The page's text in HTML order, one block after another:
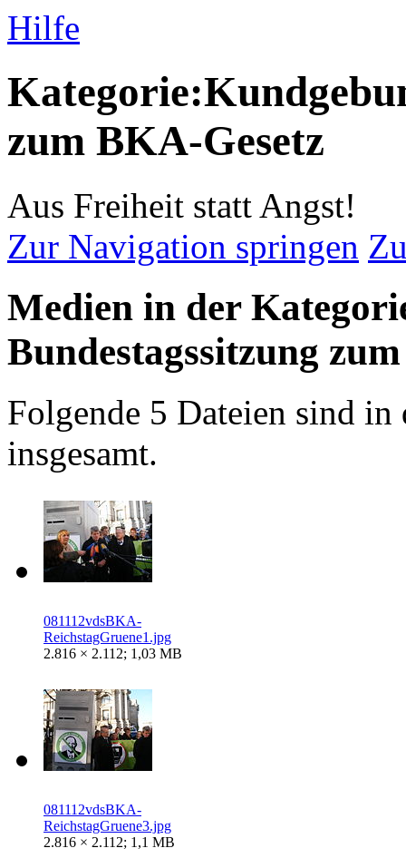
Hilfe
zum BKA-Gesetz
Aus Freiheit statt Angst!
Zur Navigation springen
Medien in der
Bundestagssitzung
Folgende 5 Dateien sind
insgesamt.
081112vdsBKA-
ReichstagGruene1.jpg
2.816 × 2.112; 1,03 MB
081112vdsBKA-
ReichstagGruene3.jpg
2.816 × 2.112; 1,1 MB